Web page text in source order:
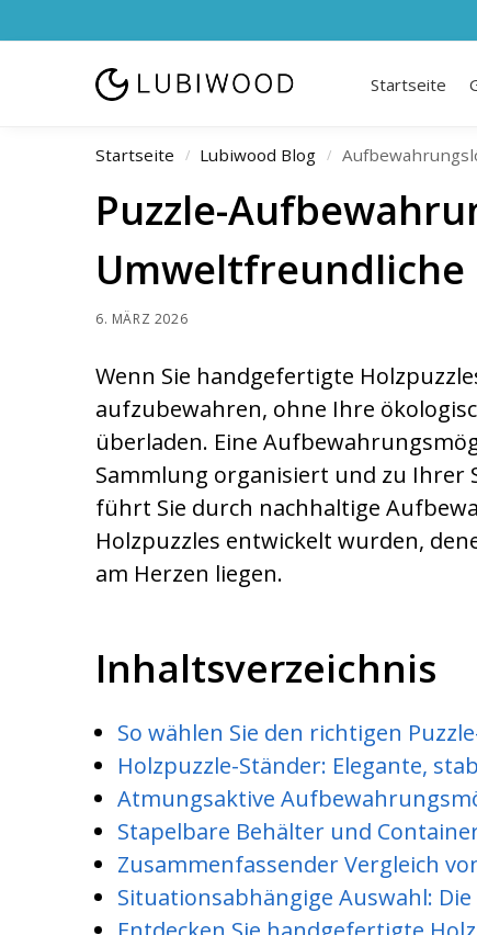
Startseite
Startseite / Lubiwood Blog /
Puzzle-
Umweltfreundliche
6. MÄRZ 2026
Wenn Sie handgefertigte
aufzubewahren, ohne Ihre
überladen. Eine
Sammlung organisiert und zu Ihrer
führt Sie durch nachhaltige
Holzpuzzles entwickelt wurden,
am Herzen liegen.
Inhaltsverzeichnis
So wählen Sie den richtigen
Holzpuzzle-Ständer: Elegante,
Atmungsaktive
Stapelbare Behälter und
Zusammenfassender Vergleich
Situationsabhängige Auswahl: